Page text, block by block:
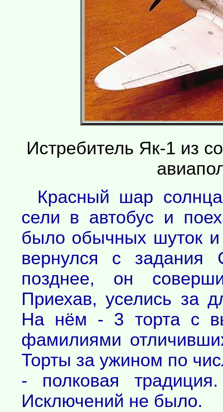
Истребитель Як-1 из
Красный шар
сели в автобус и
было обычных шуток
вернулся с задания
позднее, он
Приехав, уселись за
На нём - 3 торта с
фамилиями
Торты за ужином по
- полковая
Исключений не было.